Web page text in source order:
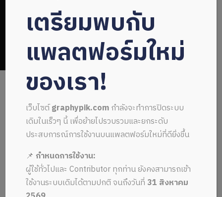
Model Download
ALL MUSIC FROM Model Download
เตรียมพบกับ
แพลตฟอร์มใหม่
ของเรา!
เว็บไซต์graphypik.comกำลังจะทำการปิดระบบ
เดิมในเร็วๆ นี้ เพื่อย้ายไปรวบรวมและยกระดับ
ประสบการณ์การใช้งานบนแพลตฟอร์มใหม่ที่ดียิ่งขึ้น
📌กำหนดการใช้งาน:
ผู้ใช้ทั่วไปและ Contributor ทุกท่าน ยังคงสามารถเข้า
ใช้งานระบบเดิมได้ตามปกติ จนถึงวันที่ 31 สิงหาคม